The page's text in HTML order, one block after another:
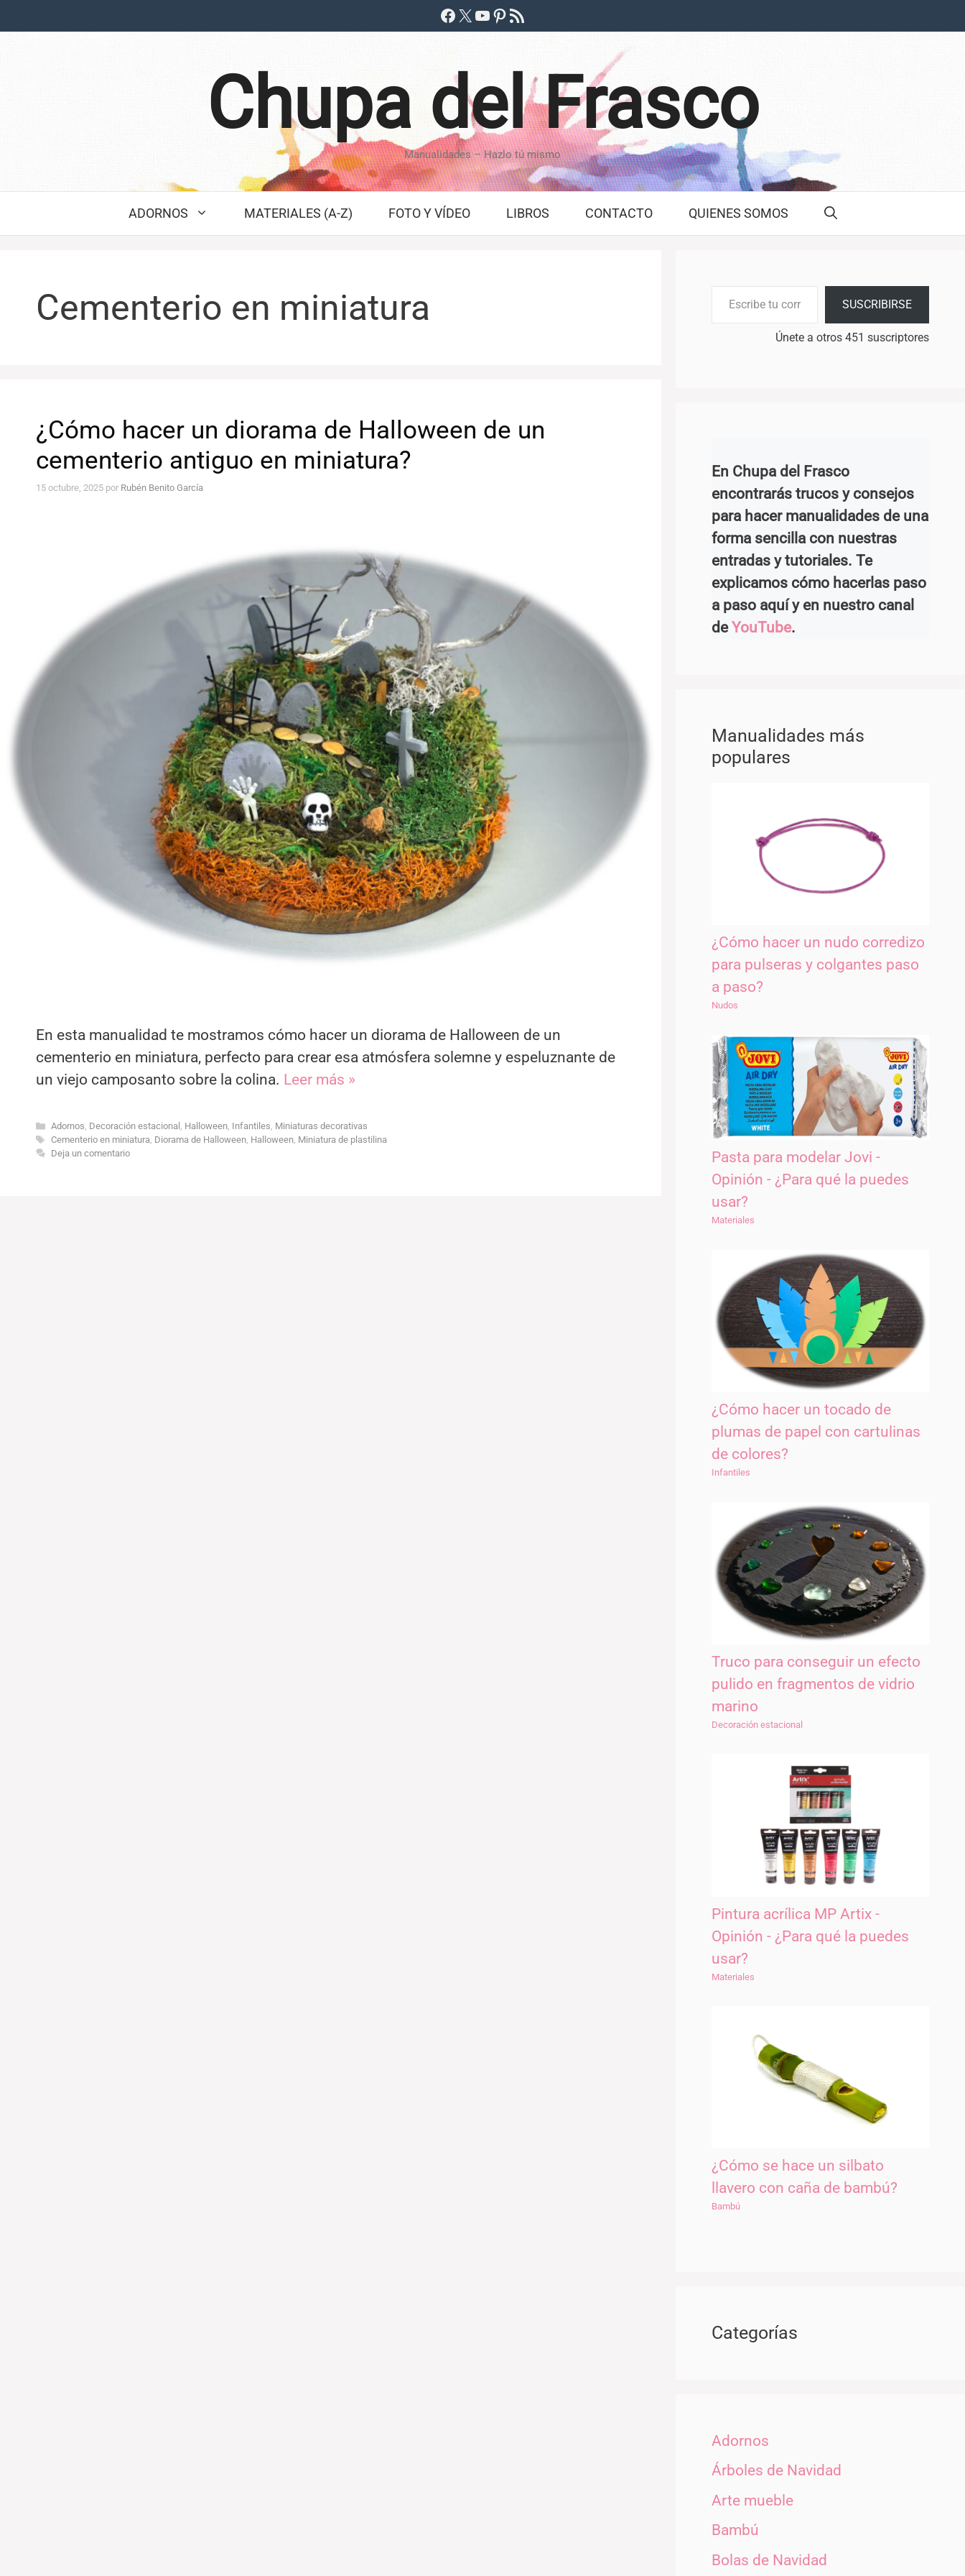
al
Facebook
X YouTube
Pinterest
Feed RSS
Chupa del Frasco
Manualidades – Hazlo tú mismo
ADORNOS MATERIALES (A-Z) FOTO Y VÍDEO LIBROS CONTACTO QUIENES SOMOS
Cementerio en miniatura
¿Cómo hacer un diorama de Halloween de un
cementerio antiguo en miniatura?
15 octubre, 2025 por Rubén Benito García
En esta manualidad te mostramos cómo hacer un diorama de Halloween de un
cementerio en miniatura, perfecto para crear esa atmósfera solemne y espeluznante de
un viejo camposanto sobre la colina. Leer más »
Categorías
Adornos Decoración estacional Halloween, Infantiles Miniaturas decorativas
Etiquetas
Cementerio en miniatura Diorama de Halloween, Halloween, Miniatura de plastilina
Deja un comentario
SUSCRIBIRSE
Únete a otros 451 suscriptores
En Chupa del Frasco
encontrarás trucos y consejos
para hacer manualidades de una
forma sencilla con nuestras
entradas y tutoriales. Te
explicamos cómo hacerlas paso
a paso aquí y en nuestro canal
deYouTube.
Manualidades más
populares
¿Cómo hacer un nudo corredizo
para pulseras y colgantes paso
a paso?
Nudos
Pasta para modelar Jovi -
Opinión - ¿Para qué la puedes
usar?
Materiales
¿Cómo hacer un tocado de
plumas de papel con cartulinas
de colores?
Infantiles
Truco para conseguir un efecto
pulido en fragmentos de vidrio
marino
Decoración estacional
Pintura acrílica MP Artix -
Opinión - ¿Para qué la puedes
usar?
Materiales
¿Cómo se hace un silbato
llavero con caña de bambú?
Bambú
Categorías
Adornos
Árboles de Navidad
Arte mueble
Bambú
Bolas de Navidad